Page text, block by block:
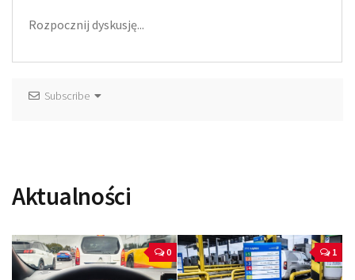
Subscribe
Aktualności
0 1